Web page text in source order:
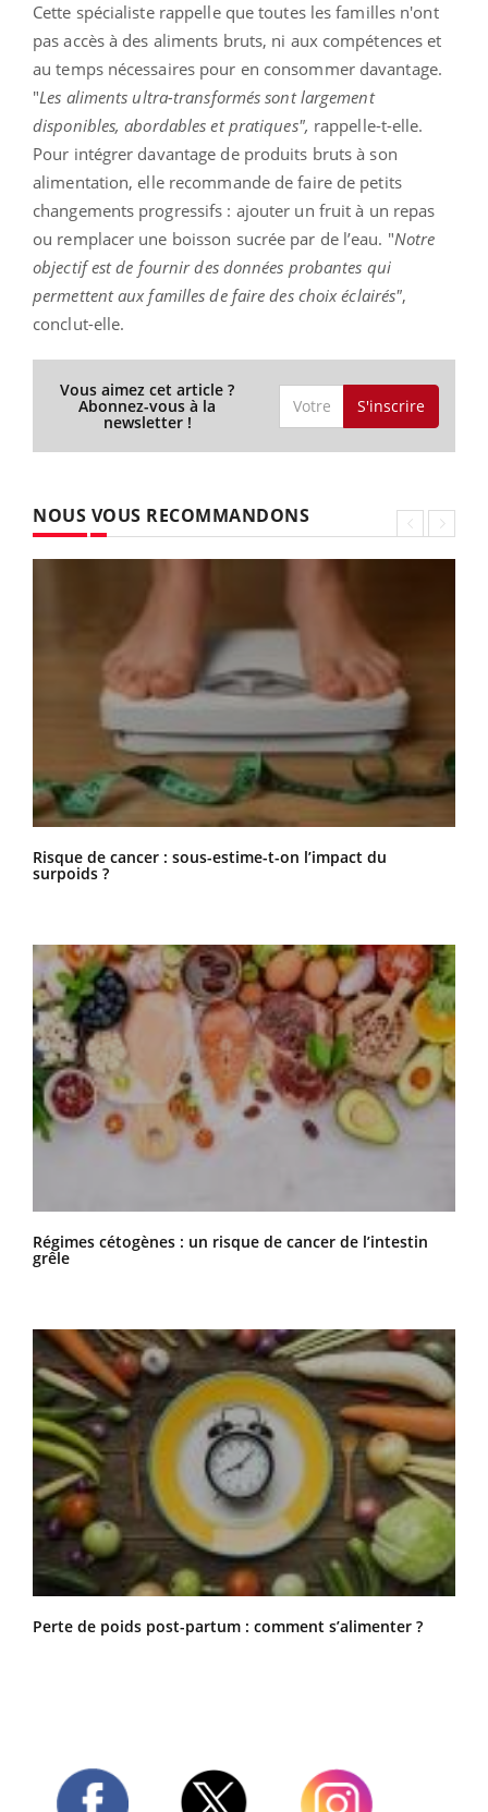
Cette spécialiste rappelle que toutes les familles n'ont
pas accès à des aliments bruts, ni aux compétences et
au temps nécessaires pour en consommer davantage.
"Les aliments ultra-transformés sont largement
disponibles, abordables et pratiques", rappelle-t-elle.
Pour intégrer davantage de produits bruts à son
alimentation, elle recommande de faire de petits
changements progressifs : ajouter un fruit à un repas
ou remplacer une boisson sucrée par de l’eau. "Notre
objectif est de fournir des données probantes qui
permettent aux familles de faire des choix éclairés",
conclut-elle.
Vous aimez cet article ?
Abonnez-vous à la
newsletter !
S'inscrire
NOUS VOUS RECOMMANDONS
Risque de cancer : sous-estime-t-on l’impact du
surpoids ?
Régimes cétogènes : un risque de cancer de l’intestin
grêle
Perte de poids post-partum : comment s’alimenter ?